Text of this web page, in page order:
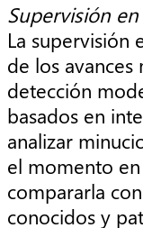
Supervisión
La supervisión
de los
detección
basados en
analizar
el momento
compararla
conocidos y